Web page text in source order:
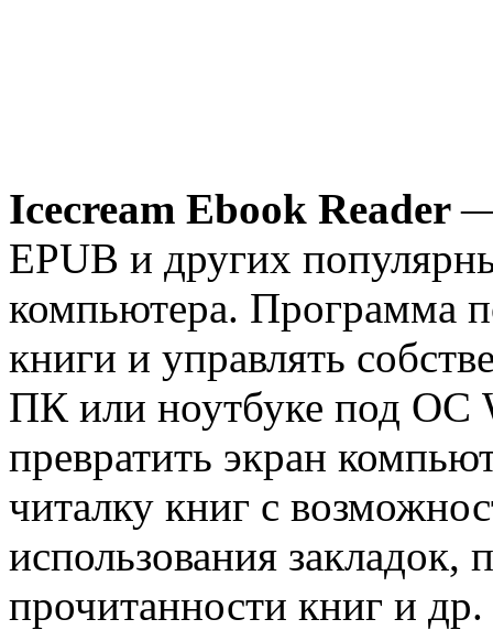
Icecream Ebook Reader—
EPUB и другиx
компьютера. Программа
книги и управлять
ПК или ноутбуке под ОС
превратить экран
читалку книг с
использования закладок,
прочитанности книг и др.